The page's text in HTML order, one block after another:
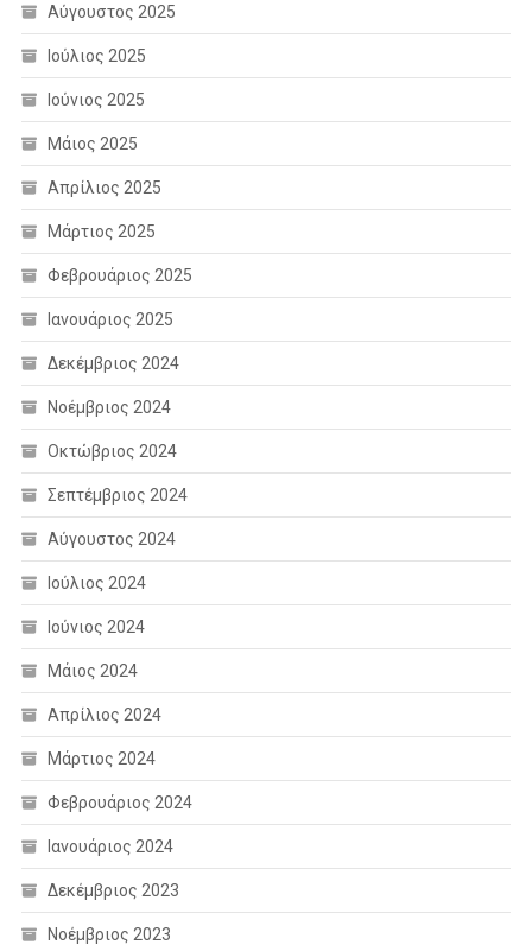
Αύγουστος 2025
Ιούλιος 2025
Ιούνιος 2025
Μάιος 2025
Απρίλιος 2025
Μάρτιος 2025
Φεβρουάριος 2025
Ιανουάριος 2025
Δεκέμβριος 2024
Νοέμβριος 2024
Οκτώβριος 2024
Σεπτέμβριος 2024
Αύγουστος 2024
Ιούλιος 2024
Ιούνιος 2024
Μάιος 2024
Απρίλιος 2024
Μάρτιος 2024
Φεβρουάριος 2024
Ιανουάριος 2024
Δεκέμβριος 2023
Νοέμβριος 2023